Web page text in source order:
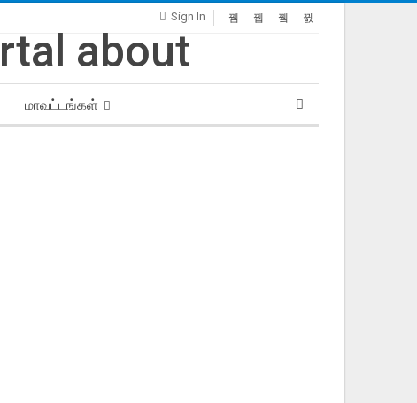
Sign In
மாவட்டங்கள்